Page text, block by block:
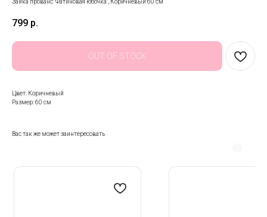
Зайка прованс "Фатиновая юбочка", Коричневый 60 см
799 р.
OUT OF STOCK
Цвет: Коричневый
Размер: 60 см
Вас так же может заинтересовать